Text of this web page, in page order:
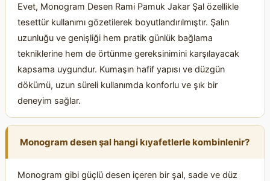
Evet, Monogram Desen Rami Pamuk Jakar Şal özellikle
tesettür kullanımı gözetilerek boyutlandırılmıştır. Şalın
uzunluğu ve genişliği hem pratik günlük bağlama
tekniklerine hem de örtünme gereksinimini karşılayacak
kapsama uygundur. Kumaşın hafif yapısı ve düzgün
dökümü, uzun süreli kullanımda konforlu ve şık bir
deneyim sağlar.
Monogram desen şal hangi kıyafetlerle kombinlenir?
Monogram gibi güçlü desen içeren bir şal, sade ve düz